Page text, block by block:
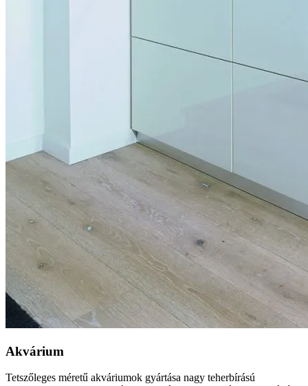
Akvárium
Tetszőleges méretű akváriumok gyártása nagy teherbírású